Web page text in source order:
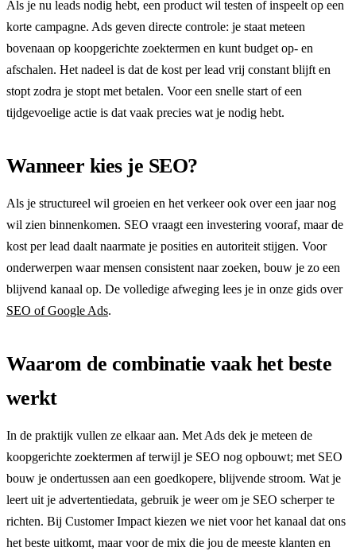
Als je nu leads nodig hebt, een product wil testen of inspeelt op een
korte campagne. Ads geven directe controle: je staat meteen
bovenaan op koopgerichte zoektermen en kunt budget op- en
afschalen. Het nadeel is dat de kost per lead vrij constant blijft en
stopt zodra je stopt met betalen. Voor een snelle start of een
tijdgevoelige actie is dat vaak precies wat je nodig hebt.
Wanneer kies je SEO?
Als je structureel wil groeien en het verkeer ook over een jaar nog
wil zien binnenkomen. SEO vraagt een investering vooraf, maar de
kost per lead daalt naarmate je posities en autoriteit stijgen. Voor
onderwerpen waar mensen consistent naar zoeken, bouw je zo een
blijvend kanaal op. De volledige afweging lees je in onze gids over
SEO of Google Ads.
Waarom de combinatie vaak het beste
werkt
In de praktijk vullen ze elkaar aan. Met Ads dek je meteen de
koopgerichte zoektermen af terwijl je SEO nog opbouwt; met SEO
bouw je ondertussen aan een goedkopere, blijvende stroom. Wat je
leert uit je advertentiedata, gebruik je weer om je SEO scherper te
richten. Bij Customer Impact kiezen we niet voor het kanaal dat ons
het beste uitkomt, maar voor de mix die jou de meeste klanten en